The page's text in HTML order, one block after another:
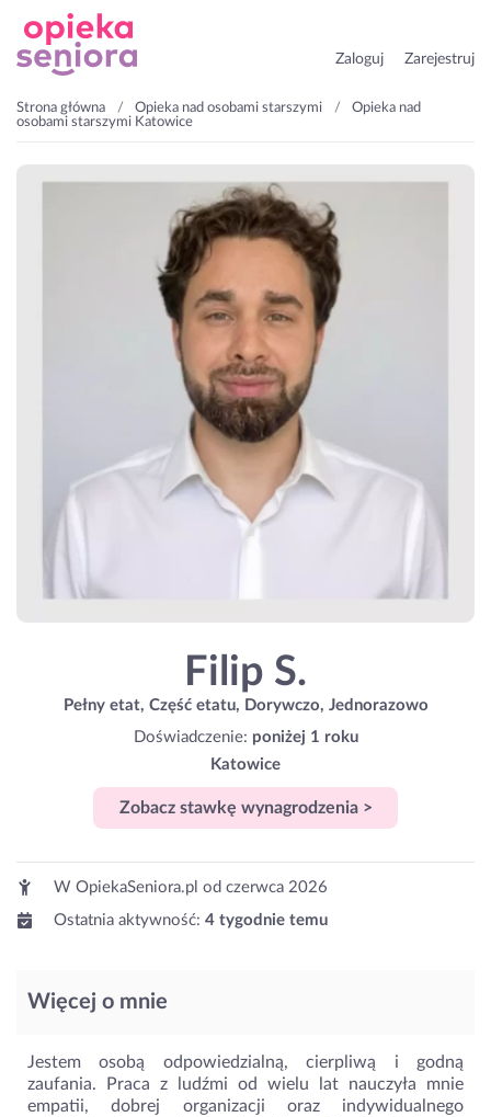
Zaloguj Zarejestruj
Strona główna Opieka nad osobami starszymi
Opieka nad
osobami starszymi Katowice
Filip S.
Pełny etat, Część etatu, Dorywczo, Jednorazowo
Doświadczenie: poniżej 1 roku
Katowice
Zobacz stawkę wynagrodzenia >
W OpiekaSeniora.pl od czerwca 2026
Ostatnia aktywność: 4 tygodnie temu
Więcej o mnie
Jestem osobą odpowiedzialną, cierpliwą i godną
zaufania. Praca z ludźmi od wielu lat nauczyła mnie
empatii, dobrej organizacji oraz indywidualnego